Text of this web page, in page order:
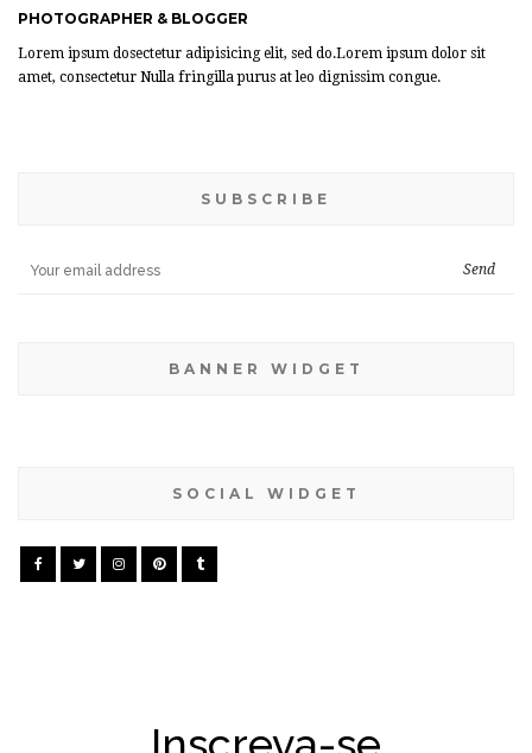
PHOTOGRAPHER & BLOGGER
Lorem ipsum dosectetur adipisicing elit, sed do.Lorem ipsum dolor sit
amet, consectetur Nulla fringilla purus at leo dignissim congue.
SUBSCRIBE
BANNER WIDGET
SOCIAL WIDGET